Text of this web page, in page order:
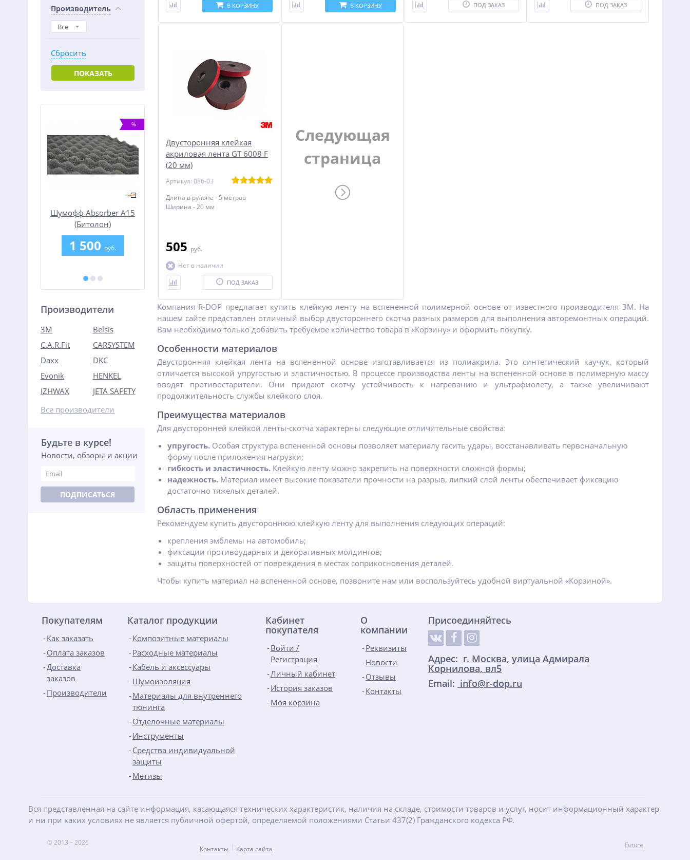
Производитель
Все
Сбросить
ПОКАЗАТЬ
%
Шумофф Absorber А15
(Битолон)
1 500 руб.
Шумофф Герметон А15
1 690
Производители
3M
Belsis
C.A.R.Fit
CARSYSTEM
Daxx
DKC
Evonik
HENKEL
IZHWAX
JETA SAFETY
Все производители
Будьте в курсе!
Новости, обзоры и акции
ПОДПИСАТЬСЯ
В КОРЗИНУ В КОРЗИНУ ПОД ЗАКАЗ ПОД ЗАКАЗ
Двусторонняя клейкая
акриловая лента GT 6008 F
(20 мм)
Артикул: 086-03
Длина в рулоне - 5 метров
Ширина - 20 мм
505 руб.
Нет в наличии
ПОД ЗАКАЗ
Следующая
страница
Компания R-DOP предлагает купить клейкую ленту на вспененной полимерной основе от известного производителя ЗМ. На
нашем сайте представлен отличный выбор двустороннего скотча разных размеров для выполнения авторемонтных операций.
Вам необходимо только добавить требуемое количество товара в «Корзину» и оформить покупку.
Особенности материалов
Двусторонняя клейкая лента на вспененной основе изготавливается из полиакрила. Это синтетический каучук, который
отличается высокой упругостью и эластичностью. В процессе производства ленты на вспененной основе в полимерную массу
вводят противостарители. Они придают скотчу устойчивость к нагреванию и ультрафиолету, а также увеличивают
продолжительность службы клейкого слоя.
Преимущества материалов
Для двусторонней клейкой ленты-скотча характерны следующие отличительные свойства:
упругость. Особая структура вспененной основы позволяет материалу гасить удары, восстанавливать первоначальную
форму после приложения нагрузки;
гибкость и эластичность. Клейкую ленту можно закрепить на поверхности сложной формы;
надежность. Материал имеет высокие показатели прочности на разрыв, липкий слой ленты обеспечивает фиксацию
достаточно тяжелых деталей.
Область применения
Рекомендуем купить двустороннюю клейкую ленту для выполнения следующих операций:
крепления эмблемы на автомобиль;
фиксации противоударных и декоративных молдингов;
защиты поверхностей от повреждения в местах соприкосновения деталей.
Чтобы купить материал на вспененной основе, позвоните нам или воспользуйтесь удобной виртуальной «Корзиной».
Покупателям
Как заказать
Оплата заказов
Доставка
заказов
Производители
Каталог продукции
Композитные материалы
Расходные материалы
Кабель и аксессуары
Шумоизоляция
Материалы для внутреннего
тюнинга
Отделочные материалы
Инструменты
Средства индивидуальной
защиты
Метизы
Кабинет
покупателя
Войти /
Регистрация
Личный кабинет
История заказов
Моя корзина
О
компании
Реквизиты
Новости
Отзывы
Контакты
Присоединяйтесь
Адрес: г. Москва, улица Адмирала
Корнилова, вл5
Email: info@r-dop.ru
Вся представленная на сайте информация, касающаяся технических характеристик, наличия на складе, стоимости товаров и услуг, носит информационный характер
и ни при каких условиях не является публичной офертой, определяемой положениями Статьи 437(2) Гражданского кодекса РФ.
© 2013 – 2026
Контакты Карта сайта Future